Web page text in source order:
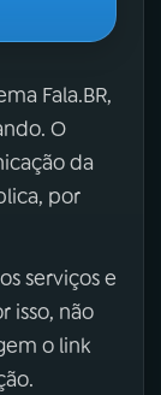
Fala.BR,
O
da
por
serviços e
isso, não
o link